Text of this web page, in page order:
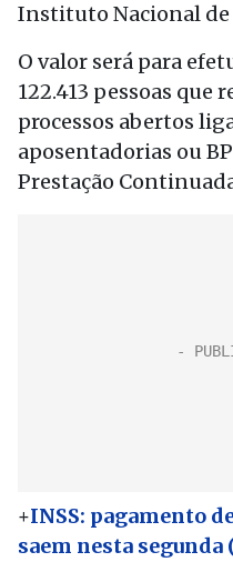
Instituto Nacional de
O valor será para
122.413 pessoas que
processos abertos
aposentadorias ou
Prestação
+INSS: pagamento
saem nesta segunda